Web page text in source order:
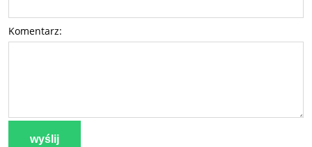
Komentarz:
wyślij